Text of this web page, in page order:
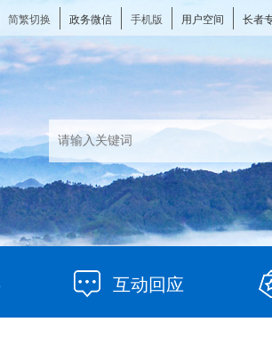
简繁切换 政务微信 手机版 用户空间 长者
互动回应